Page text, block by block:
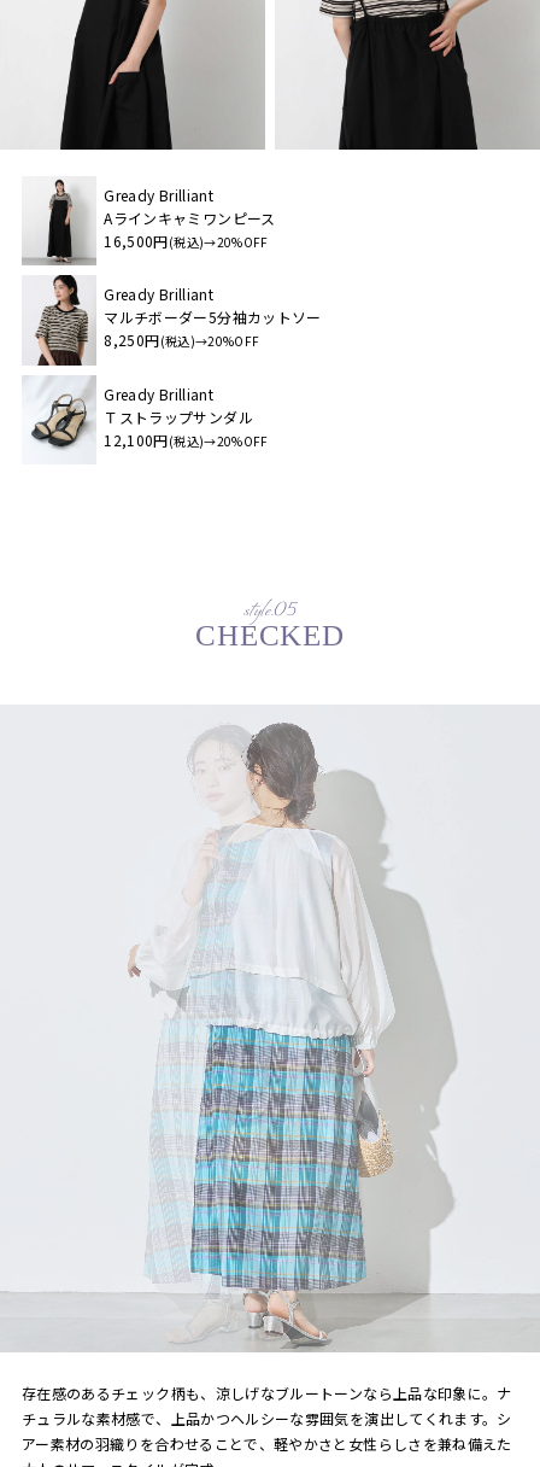
Gready Brilliant
Aラインキャミワンピース
16,500円(税込)→20%OFF
Gready Brilliant
マルチボーダー5分袖カットソー
8,250円(税込)→20%OFF
Gready Brilliant
Ｔストラップサンダル
12,100円(税込)→20%OFF
style.05
CHECKED
存在感のあるチェック柄も、涼しげなブルートーンなら上品な印象に。ナ
チュラルな素材感で、上品かつヘルシーな雰囲気を演出してくれます。シ
アー素材の羽織りを合わせることで、軽やかさと女性らしさを兼ね備えた